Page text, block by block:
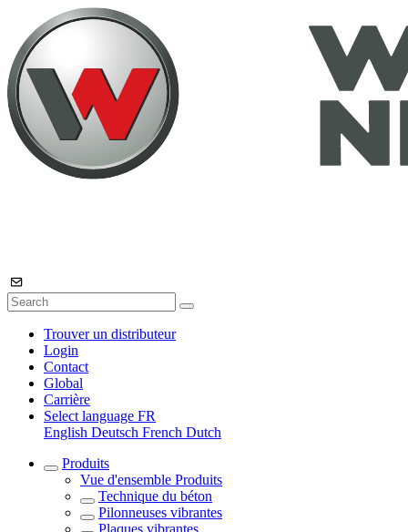
Trouver un distributeur
Login
Contact
Global
Carrière
Select language FR
English Deutsch French Dutch
Produits
Vue d'ensemble Produits
Technique du béton
Pilonneuses vibrantes
Plaques vibrantes